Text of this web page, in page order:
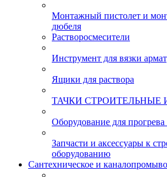
Монтажный пистолет и
дюбеля
Растворосмесители
Инструмент для вязки
Ящики для раствора
ТАЧКИ СТРОИТЕЛЬНЫЕ
Оборудование для прогрева
Запчасти и аксессуары к
оборудованию
Сантехническое и